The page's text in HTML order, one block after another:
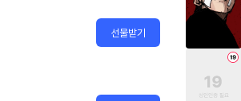
선물받기